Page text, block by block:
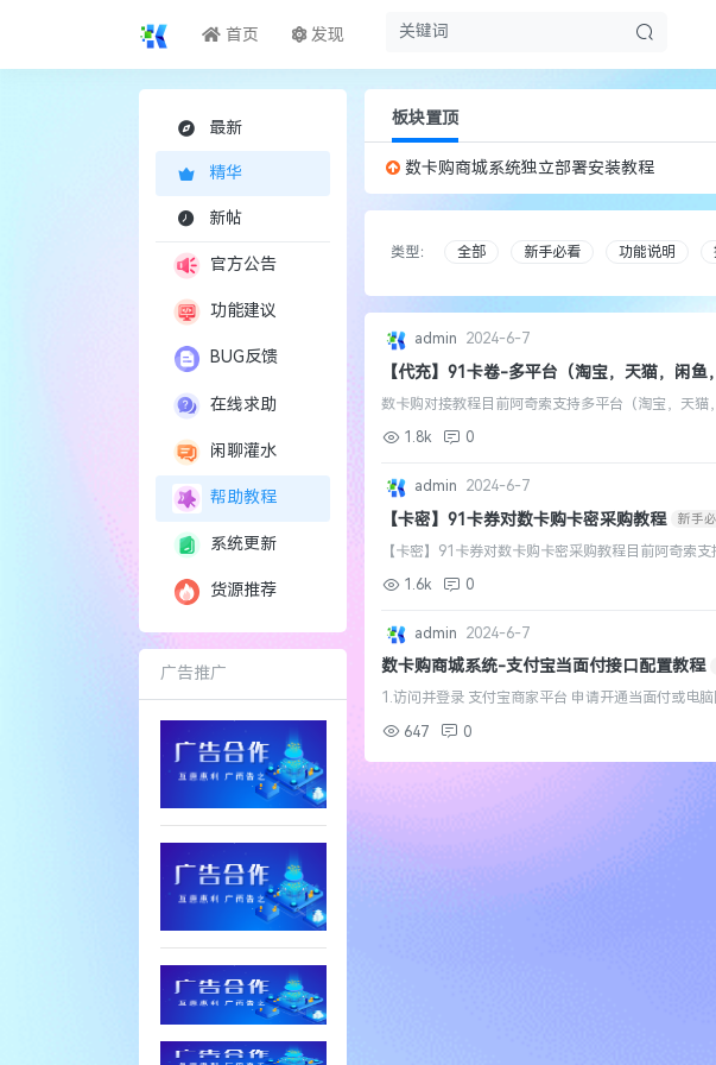
首页 发现
最新
精华
新帖
官方公告
功能建议
BUG反馈
在线求助
闲聊灌水
帮助教程
系统更新
货源推荐
广告推广
板块置顶
数卡购商城系统独立部署安装教程
类型： 全部 新手必看 功能说明
admin 2024-6-7
【代充】91卡卷-多平台（淘宝，天猫，闲
数卡购充值（阿奇索自动发货）
新手必看 接
数卡购对接教程目前阿奇索支持多平台（淘宝，天猫
值...
1.8k 0
admin 2024-6-7
【卡密】91卡券对数卡购卡密采购教程 新手
【卡密】91卡券对数卡购卡密采购教程目前阿奇索
wnload.agis...
1.6k 0
admin 2024-6-7
数卡购商城系统-支付宝当面付接口配置教程
1.访问并登录 支付宝商家平台 申请开通当面付或电
647 0